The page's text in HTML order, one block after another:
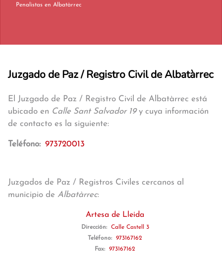
Penalistas en Albatàrrec
Juzgado de Paz / Registro Civil de Albatàrrec
El Juzgado de Paz / Registro Civil de Albatàrrec está
ubicado en Calle Sant Salvador 19y cuya información
de contacto es la siguiente:
Teléfono: 973720013
Juzgados de Paz / Registros Civiles cercanos al
municipio de Albatàrrec:
Artesa de Lleida
Dirección:
Calle Castell 3
Teléfono:
973167162
Fax:
973167162